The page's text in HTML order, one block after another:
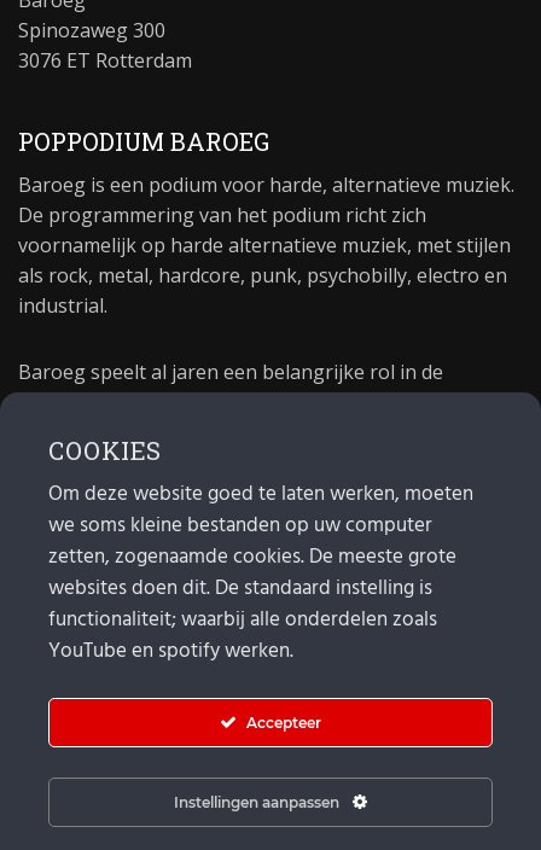
Spinozaweg 300
3076 ET Rotterdam
POPPODIUM BAROEG
Baroeg is een podium voor harde, alternatieve muziek.
De programmering van het podium richt zich
voornamelijk op harde alternatieve muziek, met stijlen
als rock, metal, hardcore, punk, psychobilly, electro en
industrial.
Baroeg speelt al jaren een belangrijke rol in de
poppodium 40 jaar.
MAIL
Algemeen: info@baroeg.nl
Bands & boeking: leon@baroeg.nl
Promotie & publiciteit: francis@baroeg.nl
COOKIES
Om deze website goed te laten werken, moeten
we soms kleine bestanden op uw computer
zetten, zogenaamde cookies. De meeste grote
websites doen dit. De standaard instelling is
functionaliteit; waarbij alle onderdelen zoals
YouTube en spotify werken.
Accepteer
Instellingen aanpassen